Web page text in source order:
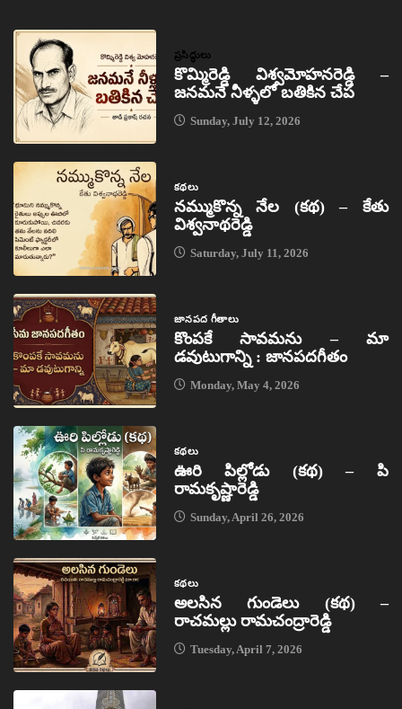
ప్రసిద్ధులు
కొమ్మిరెడ్డి విశ్వమోహనరెడ్డి –
జనమనే నీళ్ళలో బతికిన చేప
Sunday, July 12, 2026
కథలు
నమ్ముకొన్న నేల (కథ) – కేతు
విశ్వనాథరెడ్డి
Saturday, July 11, 2026
జానపద గీతాలు
కొంపకే సావమను – మా
డవుటుగాన్ని : జానపదగీతం
Monday, May 4, 2026
కథలు
ఊరి పిల్లోడు (కథ) – పి
రామకృష్ణారెడ్డి
Sunday, April 26, 2026
కథలు
అలసిన గుండెలు (కథ) –
రాచమల్లు రామచంద్రారెడ్డి
Tuesday, April 7, 2026